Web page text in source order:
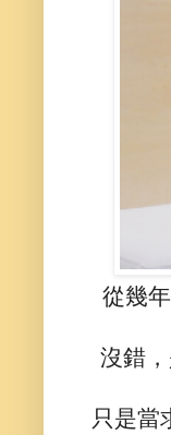
從幾
沒錯
只是當